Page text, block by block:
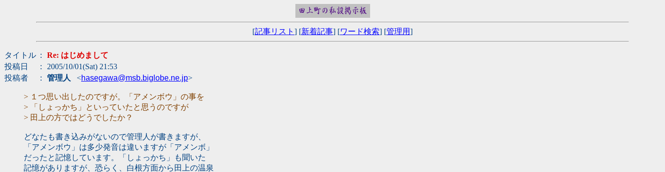
[記事リスト ] [新着記事] [ワード検索] [管理用]
タイトル ： Re: はじめまして
投稿日
： 2005/10/01(Sat) 21:53
投稿者
： 管理人 <hasegawa@msb.biglobe.ne.jp>
> １つ思い出したのですが。「アメンボウ」の事を
> 「しょっかち」といっていたと思うのですが
> 田上の方ではどうでしたか？
どなたも書き込みがないので管理人が書きますが、
「アメンボウ」は多少発音は違いますが「アメンボ」
だったと記憶しています。「しょっかち」も聞いた
記憶がありますが、恐らく、白根方面から田上の温泉